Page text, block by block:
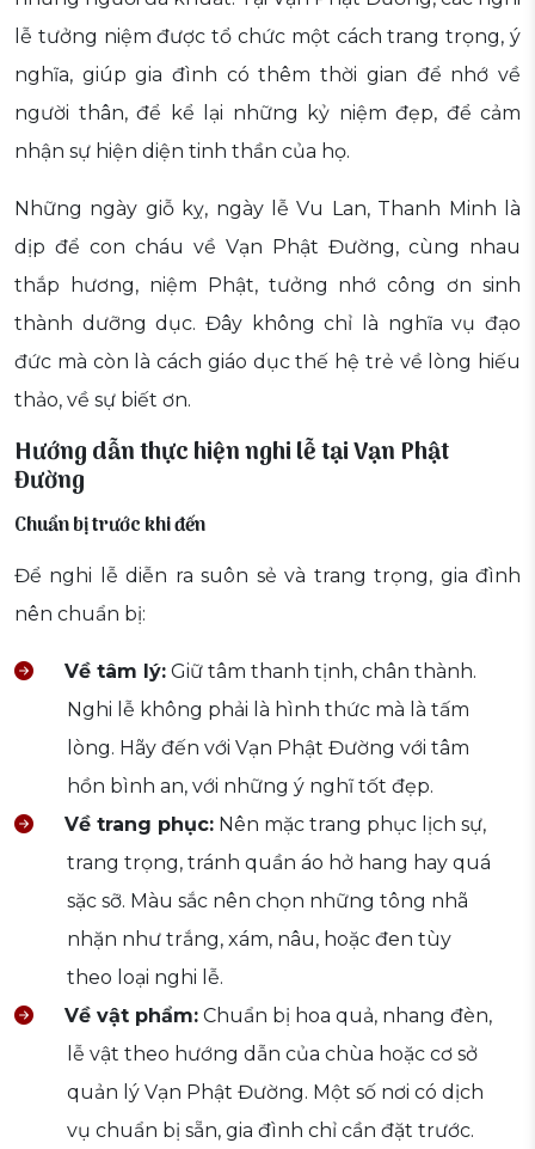
lễ tưởng niệm được tổ chức một cách trang trọng, ý
nghĩa, giúp gia đình có thêm thời gian để nhớ về
người thân, để kể lại những kỷ niệm đẹp, để cảm
nhận sự hiện diện tinh thần của họ.
Những ngày giỗ kỵ, ngày lễ Vu Lan, Thanh Minh là
dịp để con cháu về Vạn Phật Đường, cùng nhau
thắp hương, niệm Phật, tưởng nhớ công ơn sinh
thành dưỡng dục. Đây không chỉ là nghĩa vụ đạo
đức mà còn là cách giáo dục thế hệ trẻ về lòng hiếu
thảo, về sự biết ơn.
Hướng dẫn thực hiện nghi lễ tại Vạn Phật
Đường
Chuẩn bị trước khi đến
Để nghi lễ diễn ra suôn sẻ và trang trọng, gia đình
nên chuẩn bị:
Về tâm lý: Giữ tâm thanh tịnh, chân thành.
Nghi lễ không phải là hình thức mà là tấm
lòng. Hãy đến với Vạn Phật Đường với tâm
hồn bình an, với những ý nghĩ tốt đẹp.
Về trang phục: Nên mặc trang phục lịch sự,
trang trọng, tránh quần áo hở hang hay quá
sặc sỡ. Màu sắc nên chọn những tông nhã
nhặn như trắng, xám, nâu, hoặc đen tùy
theo loại nghi lễ.
Về vật phẩm: Chuẩn bị hoa quả, nhang đèn,
lễ vật theo hướng dẫn của chùa hoặc cơ sở
quản lý Vạn Phật Đường. Một số nơi có dịch
vụ chuẩn bị sẵn, gia đình chỉ cần đặt trước.